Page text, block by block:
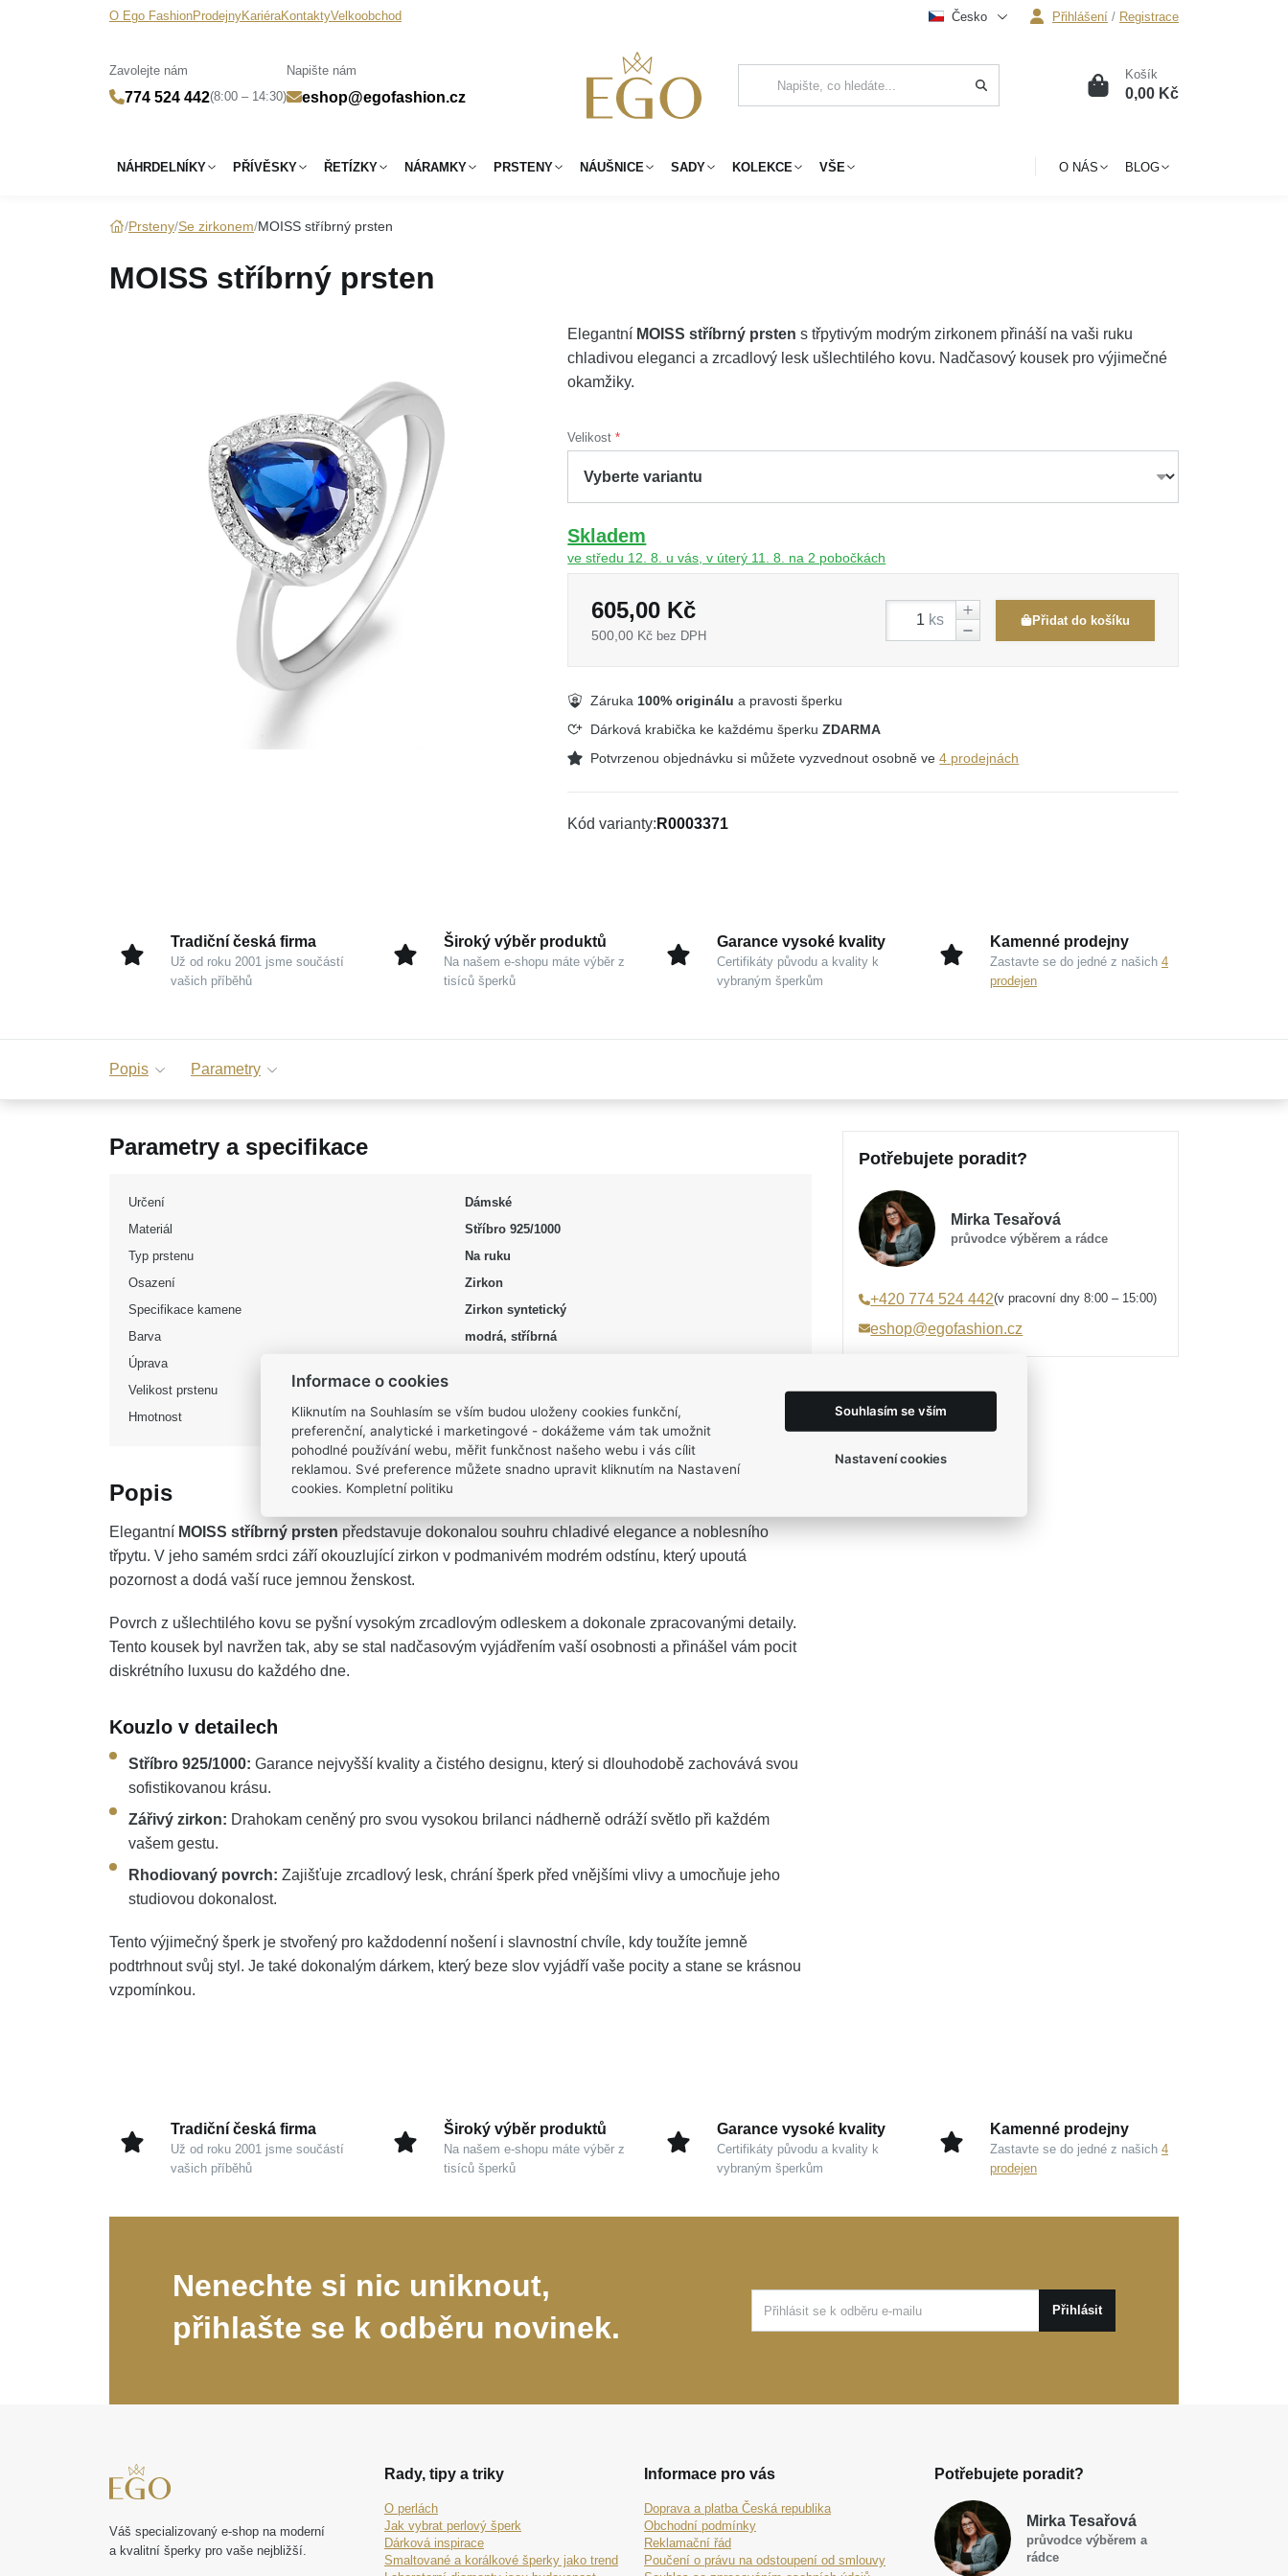
O Ego FashionProdejnyKariéraKontaktyVelkoobchod
Zavolejte nám
774 524 442(8:00 – 14:30)
Napište nám
eshop@egofashion.cz
Česko Přihlášení / Registrace
0 Košík
0,00 Kč
NÁHRDELNÍKY PŘÍVĚSKY ŘETÍZKY NÁRAMKY PRSTENY NÁUŠNICE SADY KOLEKCE VŠE O NÁS BLOG
Prsteny Se zirkonem MOISS stříbrný prsten
MOISS stříbrný prsten
Elegantní MOISS stříbrný prsten s třpytivým modrým zirkonem přináší na vaši ruku
chladivou eleganci a zrcadlový lesk ušlechtilého kovu. Nadčasový kousek pro výjimečné
okamžiky.
Velikost
Skladem
ve středu 12. 8. u vás, v úterý 11. 8. na 2 pobočkách
605,00 Kč
500,00 Kč bez DPH
ks Přidat do košíku
Záruka 100% originálu a pravosti šperku
Dárková krabička ke každému šperkuZDARMA
Potvrzenou objednávku si můžete vyzvednout osobně ve4 prodejnách
Kód varianty R0003371
Tradiční česká firma
Už od roku 2001 jsme součástí
vašich příběhů
Široký výběr produktů
Na našem e-shopu máte výběr z
tisíců šperků
Garance vysoké kvality
Certifikáty původu a kvality k
vybraným šperkům
Kamenné prodejny
Zastavte se do jedné z našich 4
prodejen
Popis Parametry
Parametry a specifikace
Určení
Dámské
Materiál
Stříbro 925/1000
Typ prstenu
Na ruku
Osazení
Zirkon
Specifikace kamene
Zirkon syntetický
Barva
modrá, stříbrná
Úprava
Velikost prstenu
Hmotnost
2,95 g
Popis
Elegantní MOISS stříbrný prsten představuje dokonalou souhru chladivé elegance a noblesního
třpytu. V jeho samém srdci září okouzlující zirkon v podmanivém modrém odstínu, který upoutá
pozornost a dodá vaší ruce jemnou ženskost.
Povrch z ušlechtilého kovu se pyšní vysokým zrcadlovým odleskem a dokonale zpracovanými detaily.
Tento kousek byl navržen tak, aby se stal nadčasovým vyjádřením vaší osobnosti a přinášel vám pocit
diskrétního luxusu do každého dne.
Kouzlo v detailech
Stříbro 925/1000: Garance nejvyšší kvality a čistého designu, který si dlouhodobě zachovává svou
sofistikovanou krásu.
Zářivý zirkon: Drahokam ceněný pro svou vysokou brilanci nádherně odráží světlo při každém
vašem gestu.
Rhodiovaný povrch: Zajišťuje zrcadlový lesk, chrání šperk před vnějšími vlivy a umocňuje jeho
studiovou dokonalost.
Tento výjimečný šperk je stvořený pro každodenní nošení i slavnostní chvíle, kdy toužíte jemně
podtrhnout svůj styl. Je také dokonalým dárkem, který beze slov vyjádří vaše pocity a stane se krásnou
vzpomínkou.
Potřebujete poradit?
Mirka Tesařová
průvodce výběrem a rádce
+420 774 524 442(v pracovní dny 8:00 – 15:00)
eshop@egofashion.cz
Tradiční česká firma
Už od roku 2001 jsme součástí
vašich příběhů
Široký výběr produktů
Na našem e-shopu máte výběr z
tisíců šperků
Garance vysoké kvality
Certifikáty původu a kvality k
vybraným šperkům
Kamenné prodejny
Zastavte se do jedné z našich 4
prodejen
Nenechte si nic uniknout,
přihlašte se k odběru novinek.
Přihlásit
Váš specializovaný e-shop na moderní
a kvalitní šperky pro vaše nejbližší.
Rady, tipy a triky
O perlách
Jak vybrat perlový šperk
Dárková inspirace
Smaltované a korálkové šperky jako trend
Informace pro vás
Doprava a platba Česká republika
Obchodní podmínky
Reklamační řád
Poučení o právu na odstoupení od smlouvy
Potřebujete poradit?
Mirka Tesařová
průvodce výběrem a
rádce
Informace o cookies
Kliknutím na Souhlasím se vším budou uloženy cookies funkční,
preferenční, analytické i marketingové - dokážeme vám tak umožnit
pohodlné používání webu, měřit funkčnost našeho webu i vás cílit
reklamou. Své preference můžete snadno upravit kliknutím na Nastavení
cookies. Kompletní politiku
Souhlasím se vším
Nastavení cookies